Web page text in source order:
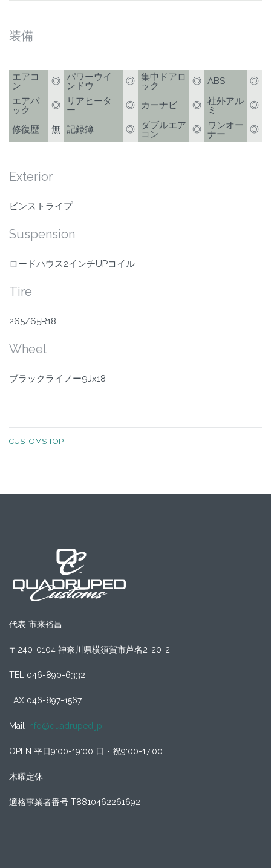
装備
エアコ
ン
◎ パワーウイ
ンドウ
◎ 集中ドアロ
ック
◎ ABS
◎
エアバ
ック
◎
リアヒータ
ー
◎ カーナビ ◎ 社外アル
ミ
◎
修復歴 無 記録簿 ◎
ダブルエア
コン
◎
ワンオー
ナー
◎
Exterior
ピンストライプ
Suspension
ロードハウス2インチUPコイル
Tire
265/65R18
Wheel
ブラックライノー9Jx18
CUSTOMS TOP
代表 市来裕昌
〒240-0104 神奈川県横須賀市芦名2-20-2
TEL 046-890-6332
FAX 046-897-1567
Mail info@quadruped.jp
OPEN 平日9:00-19:00 日・祝9:00-17:00
木曜定休
適格事業者番号 T8810462261692